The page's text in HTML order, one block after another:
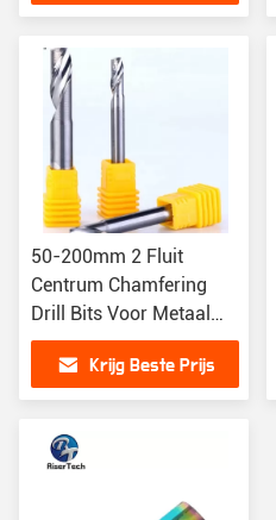
50-200mm 2 Fluit
Centrum Chamfering
Drill Bits Voor Metaal
Aluminium
Krijg Beste Prijs